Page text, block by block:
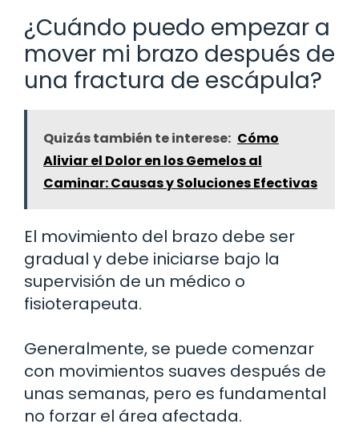
¿Cuándo puedo empezar a
mover mi brazo después de
una fractura de escápula?
Quizás también te interese: Cómo
Aliviar el Dolor en los Gemelos al
Caminar: Causas y Soluciones Efectivas
El movimiento del brazo debe ser
gradual y debe iniciarse bajo la
supervisión de un médico o
fisioterapeuta.
Generalmente, se puede comenzar
con movimientos suaves después de
unas semanas, pero es fundamental
no forzar el área afectada.